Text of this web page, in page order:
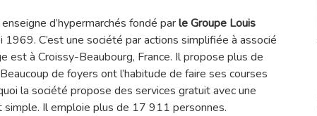
d’hypermarchés fondé parle Groupe Louis
1969. C’est une société par actions simplifiée à associé
est à Croissy-Beaubourg, France. Il propose plus de
de foyers ont l’habitude de faire ses courses
la société propose des services gratuit avec une
simple. Il emploie plus de 17 911 personnes.